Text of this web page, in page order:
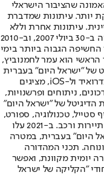
שהציבור הישראלי
יותר. עיתונות שמדברת
עיתונות אחרת וללא
תשלום. המהדורה המודפסת הראשונה פורסמה ב-30 ביולי 2007, וב-2010
החשיפה הגבוה ביותר בימי
הראשי הוא עמר לחמנוביץ,
של "ישראל היום" בעברית
ובאנגלית, כמו כן היישומונים (אפליקציות) לאנדרואיד ול-iOS, מציגים
ניתוחים ופרשנויות,
הדיגיטל של "ישראל היום"
סטייל, טכנולוגיה, ספורט,
כלכלה וצרכנות, בריאות, חיילים, אוכל, יהדות, תיירות ורכב. ב-2021 עלו
היום" בעברית, במטרה
תכני המהדורה
יומית מקוונת, ואפשר
"הקליקה של ישראל